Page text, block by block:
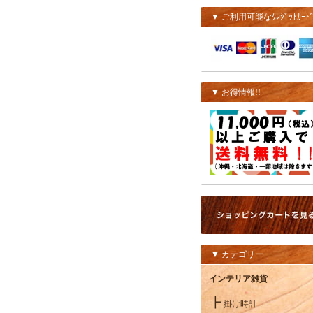
▼ ご利用可能なｸﾚｼﾞｯﾄｶｰﾄﾞ
▼ お得情報!!
▼ カテゴリー
インテリア雑貨
┣ 掛け時計